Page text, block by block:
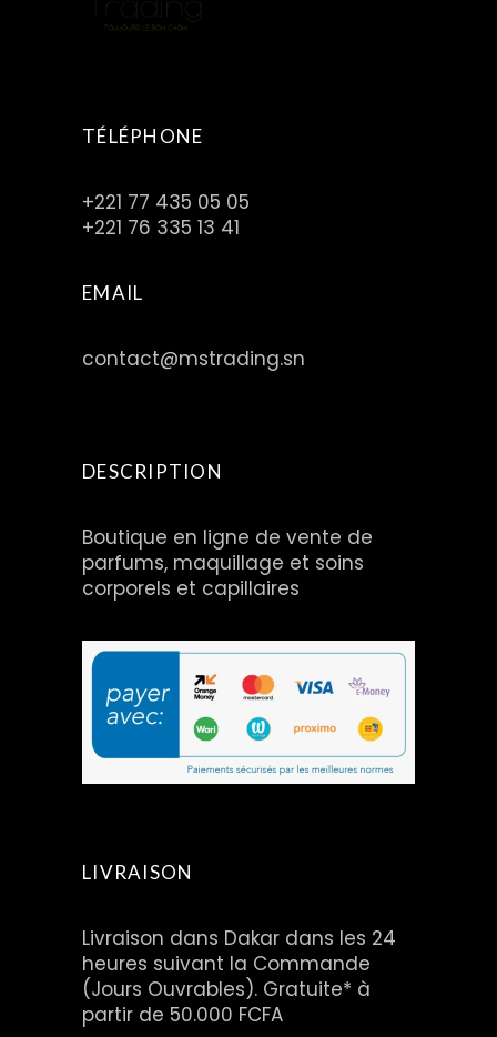
TÉLÉPHONE
+221 77 435 05 05
+221 76 335 13 41
EMAIL
contact@mstrading.sn
DESCRIPTION
Boutique en ligne de vente de
parfums, maquillage et soins
corporels et capillaires
LIVRAISON
Livraison dans Dakar dans les 24
heures suivant la Commande
(Jours Ouvrables). Gratuite* à
partir de 50.000 FCFA